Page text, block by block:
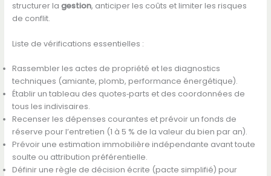
structurer la gestion, anticiper les coûts et limiter les risques
de conflit.
Liste de vérifications essentielles :
Rassembler les actes de propriété et les diagnostics
techniques (amiante, plomb, performance énergétique).
Établir un tableau des quotes‑parts et des coordonnées de
tous les indivisaires.
Recenser les dépenses courantes et prévoir un fonds de
réserve pour l’entretien (1 à 5 % de la valeur du bien par an).
Prévoir une estimation immobilière indépendante avant toute
soulte ou attribution préférentielle.
Définir une règle de décision écrite (pacte simplifié) pour